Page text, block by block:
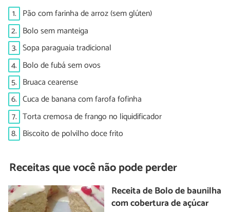
1. Pão com farinha de arroz (sem glúten)
2. Bolo sem manteiga
3. Sopa paraguaia tradicional
4. Bolo de fubá sem ovos
5. Bruaca cearense
6. Cuca de banana com farofa fofinha
7. Torta cremosa de frango no liquidificador
8. Biscoito de polvilho doce frito
Receitas que você não pode perder
Receita de Bolo de baunilha
com cobertura de açúcar